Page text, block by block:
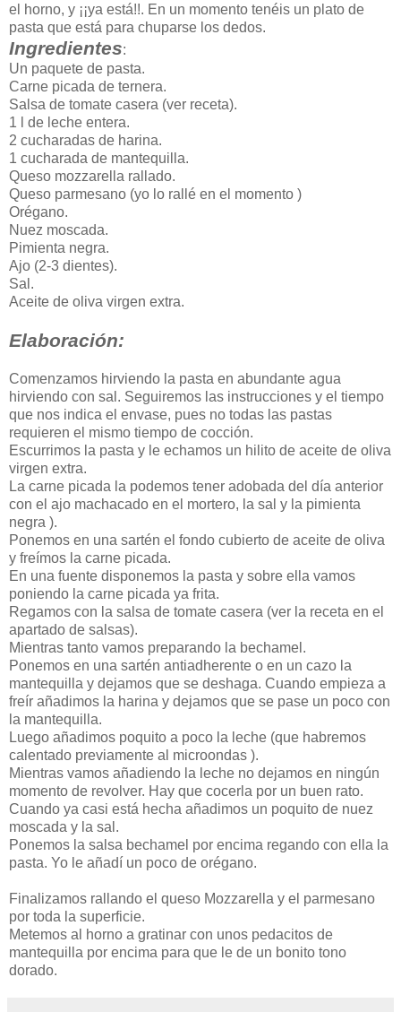
el horno, y ¡¡ya está!!. En un momento tenéis un plato de
pasta que está para chuparse los dedos.
Ingredientes:
Un paquete de pasta.
Carne picada de ternera.
Salsa de tomate casera (ver receta).
1 l de leche entera.
2 cucharadas de harina.
1 cucharada de mantequilla.
Queso mozzarella rallado.
Queso parmesano (yo lo rallé en el momento )
Orégano.
Nuez moscada.
Pimienta negra.
Ajo (2-3 dientes).
Sal.
Aceite de oliva virgen extra.
Elaboración:
Comenzamos hirviendo la pasta en abundante agua
hirviendo con sal. Seguiremos las instrucciones y el tiempo
que nos indica el envase, pues no todas las pastas
requieren el mismo tiempo de cocción.
Escurrimos la pasta y le echamos un hilito de aceite de oliva
virgen extra.
La carne picada la podemos tener adobada del día anterior
con el ajo machacado en el mortero, la sal y la pimienta
negra ).
Ponemos en una sartén el fondo cubierto de aceite de oliva
y freímos la carne picada.
En una fuente disponemos la pasta y sobre ella vamos
poniendo la carne picada ya frita.
Regamos con la salsa de tomate casera (ver la receta en el
apartado de salsas).
Mientras tanto vamos preparando la bechamel.
Ponemos en una sartén antiadherente o en un cazo la
mantequilla y dejamos que se deshaga. Cuando empieza a
freír añadimos la harina y dejamos que se pase un poco con
la mantequilla.
Luego añadimos poquito a poco la leche (que habremos
calentado previamente al microondas ).
Mientras vamos añadiendo la leche no dejamos en ningún
momento de revolver. Hay que cocerla por un buen rato.
Cuando ya casi está hecha añadimos un poquito de nuez
moscada y la sal.
Ponemos la salsa bechamel por encima regando con ella la
pasta. Yo le añadí un poco de orégano.
Finalizamos rallando el queso Mozzarella y el parmesano
por toda la superficie.
Metemos al horno a gratinar con unos pedacitos de
mantequilla por encima para que le de un bonito tono
dorado.